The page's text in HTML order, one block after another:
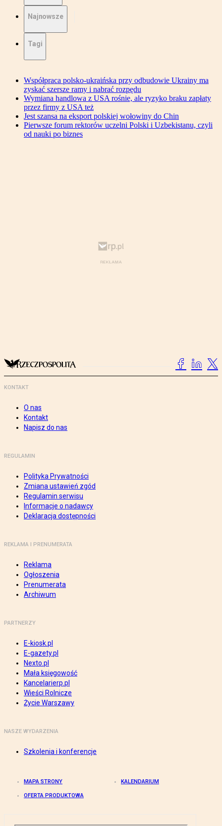
Najnowsze
Tagi
Współpraca polsko-ukraińska przy odbudowie Ukrainy ma
zyskać szersze ramy i nabrać rozpędu
Wymiana handlowa z USA rośnie, ale ryzyko braku zapłaty
przez firmy z USA też
Jest szansa na eksport polskiej wołowiny do Chin
Pierwsze forum rektorów uczelni Polski i Uzbekistanu, czyli
od nauki po biznes
KONTAKT
O nas
Kontakt
Napisz do nas
REGULAMIN
Polityka Prywatności
Zmiana ustawień zgód
Regulamin serwisu
Informacje o nadawcy
Deklaracja dostępności
REKLAMA I PRENUMERATA
Reklama
Ogłoszenia
Prenumerata
Archiwum
PARTNERZY
E-kiosk.pl
E-gazety.pl
Nexto.pl
Mała księgowość
Kancelarierp.pl
Wieści Rolnicze
Życie Warszawy
NASZE WYDARZENIA
Szkolenia i konferencje
MAPA STRONY KALENDARIUM
OFERTA PRODUKTOWA